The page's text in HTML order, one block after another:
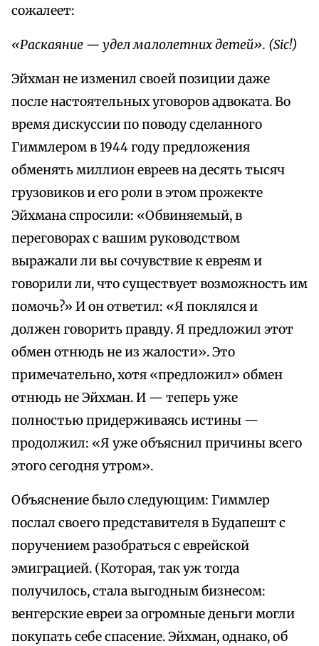
сожалеет:
«Раскаяние — удел малолетних детей». (Sic!)
Эйхман не изменил своей позиции даже
после настоятельных уговоров адвоката. Во
время дискуссии по поводу сделанного
Гиммлером в 1944 году предложения
обменять миллион евреев на десять тысяч
грузовиков и его роли в этом прожекте
Эйхмана спросили: «Обвиняемый, в
переговорах с вашим руководством
выражали ли вы сочувствие к евреям и
говорили ли, что существует возможность им
помочь?» И он ответил: «Я поклялся и
должен говорить правду. Я предложил этот
обмен отнюдь не из жалости». Это
примечательно, хотя «предложил» обмен
отнюдь не Эйхман. И — теперь уже
полностью придерживаясь истины —
продолжил: «Я уже объяснил причины всего
этого сегодня утром».
Объяснение было следующим: Гиммлер
послал своего представителя в Будапешт с
поручением разобраться с еврейской
эмиграцией. (Которая, так уж тогда
получилось, стала выгодным бизнесом:
венгерские евреи за огромные деньги могли
покупать себе спасение. Эйхман, однако, об